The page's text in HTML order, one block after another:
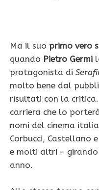
Ma il suo primo vero
quando Pietro Germi
protagonista di
molto bene dal
risultati con la critica.
carriera che lo
nomi del cinema
Corbucci, Castellano
e molti altri –
anno.